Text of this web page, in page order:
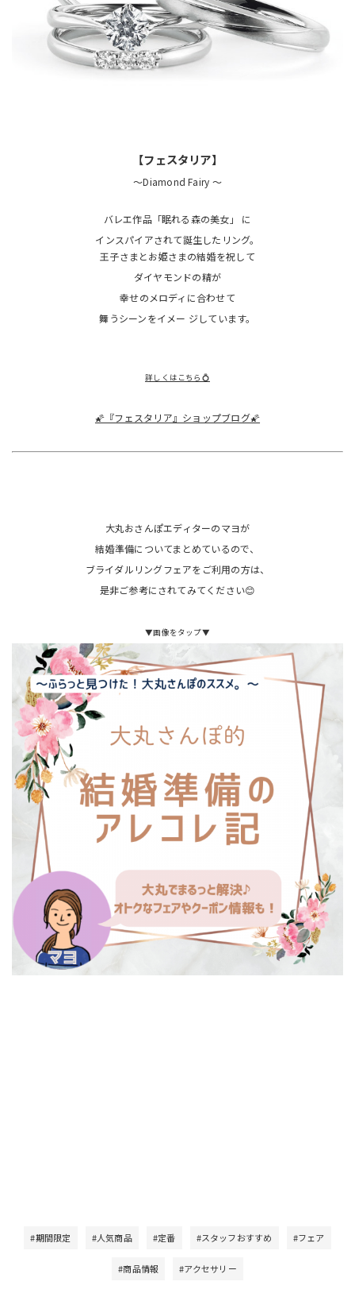
【フェスタリア】
～Diamond Fairy ～
バレエ作品「眠れる森の美女」 に
インスパイアされて誕生したリング。
王子さまとお姫さまの結婚を祝して
ダイヤモンドの精が
幸せのメロディに合わせて
舞うシーンをイメー ジしています。
詳しくはこちら💍
🌠『フェスタリア』ショップブログ🌠
大丸おさんぽエディターのマヨが
結婚準備についてまとめているので、
ブライダルリングフェアをご利用の方は、
是非ご参考にされてみてください😊
▼画像をタップ▼
#期間限定 #人気商品 #定番 #スタッフおすすめ #フェア
#商品情報 #アクセサリー